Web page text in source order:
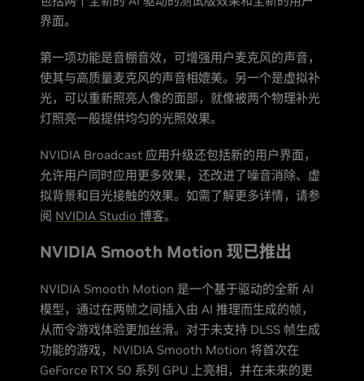
界面。
第一项功能是音棚音效，可增强用户麦克风的声音，
使其与高质量麦克风的声音相媲美。另一个是虚拟补
光，可以重新照亮人像的面部，就像被两个物理补光
灯照亮一般提供均匀的光照效果。
NVIDIA Broadcast 应用升级还包括新的用户界面，
允许用户同时应用更多效果，还改进了噪音消除、虚
拟背景和目光接触的效果。如需了解更多详情，请参
阅 NVIDIA Studio 博客。
NVIDIA Smooth Motion 现已推出
NVIDIA Smooth Motion 是一个基于驱动的全新 AI
模型，通过在两帧之间插入由 AI 推理而生成的帧，
从而令游戏体验更加丝滑。对于未支持 DLSS 帧生成
功能的游戏，NVIDIA Smooth Motion 将首次在
GeForce RTX 50 系列 GPU 上亮相，并在未来的更